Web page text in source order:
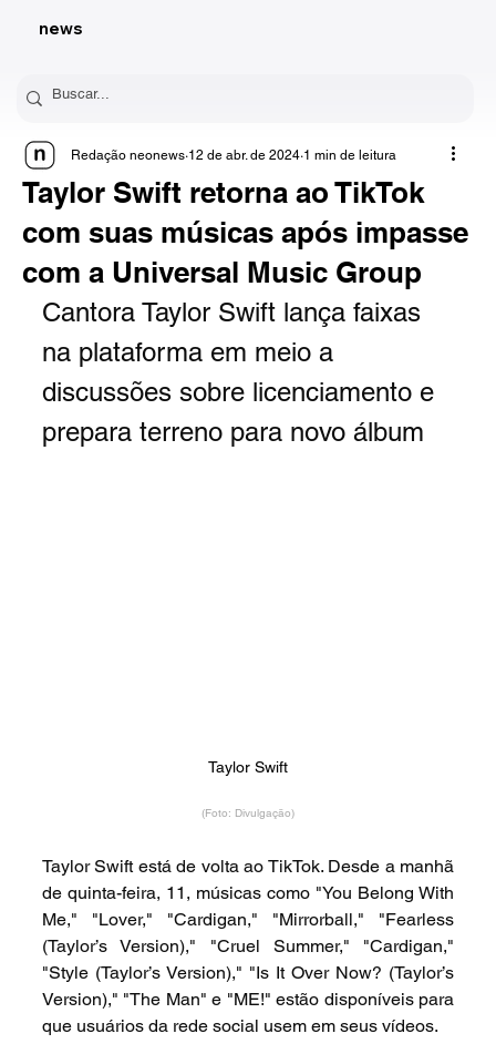
news
Taylor Swift retorna ao TikTok
com suas músicas após impasse
com a Universal Music Group
Redação neonews 12 de abr. de 2024 1 min de leitura
Cantora Taylor Swift lança faixas
na plataforma em meio a
discussões sobre licenciamento e
prepara terreno para novo álbum
Taylor Swift
(Foto: Divulgação)
Taylor Swift está de volta ao TikTok. Desde a manhã
de quinta-feira, 11, músicas como "You Belong With
Me," "Lover," "Cardigan," "Mirrorball," "Fearless
(Taylor’s Version)," "Cruel Summer," "Cardigan,"
"Style (Taylor’s Version)," "Is It Over Now? (Taylor’s
Version)," "The Man" e "ME!" estão disponíveis para
que usuários da rede social usem em seus vídeos.